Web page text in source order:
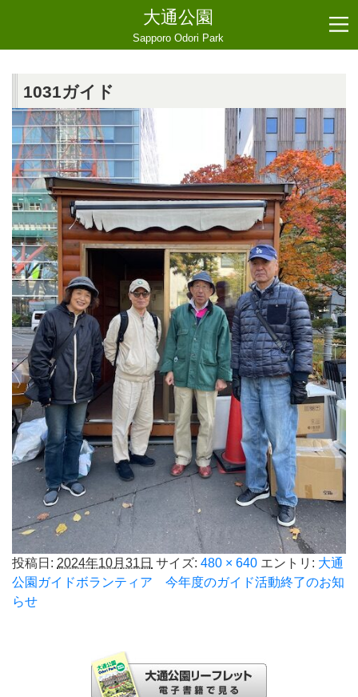
大通公園
Sapporo Odori Park
1031ガイド
投稿日: 2024年10月31日 サイズ: 480 × 640 エントリ: 大通
公園ガイドボランティア 今年度のガイド活動終了のお知
らせ